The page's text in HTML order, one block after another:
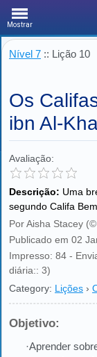
Mostrar
Nível 7 :: Lição 10
Os
ibn Al-
Avaliação:
Descrição: Uma
segundo Califa
Por Aisha Stacey
Publicado em 02
Impresso: 84 -
diária:: 3)
Category: Lições ›
Objetivo:
·Aprender